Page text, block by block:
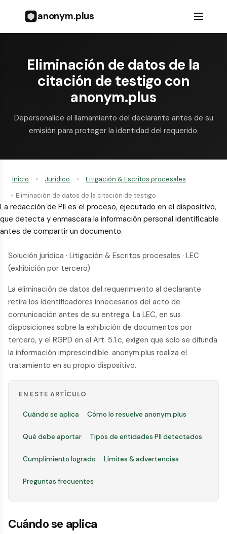
anonym.plus
Eliminación de datos de la
citación de testigo con
anonym.plus
Depersonalice el llamamiento del declarante antes de su
emisión para proteger la identidad del requerido.
Inicio › Jurídico ›
Litigación & Escritos procesales
› Eliminación de datos de la citación de testigo
La redacción de PII es el proceso, ejecutado en el dispositivo,
que detecta y enmascara la información personal identificable
antes de compartir un documento.
Solución jurídica · Litigación & Escritos procesales · LEC
(exhibición por tercero)
La eliminación de datos del requerimiento al declarante
retira los identificadores innecesarios del acto de
comunicación antes de su entrega. La LEC, en sus
disposiciones sobre la exhibición de documentos por
tercero, y el RGPD en el Art. 5.1.c, exigen que solo se difunda
la información imprescindible. anonym.plus realiza el
tratamiento en su propio dispositivo.
EN ESTE ARTÍCULO
Cuándo se aplica Cómo lo resuelve anonym.plus
Qué debe aportar Tipos de entidades PII detectados
Cumplimiento logrado Límites & advertencias
Preguntas frecuentes
Cuándo se aplica